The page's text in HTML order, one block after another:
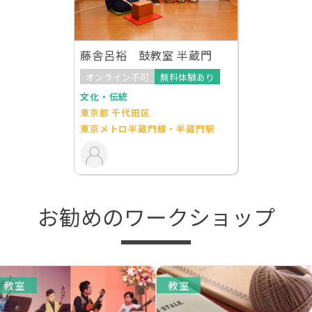
藤舎呂裕 鼓教室 半蔵門
オンライン不可
無料体験あり
文化・伝統
東京都 千代田区
東京メトロ半蔵門線・半蔵門駅
お勧めのワークショップ
教室 教室